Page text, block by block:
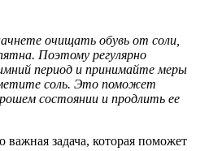
очищать обувь от соли,
Поэтому регулярно
период и принимайте меры
соль. Это поможет
состоянии и продлить ее
важная задача, которая поможет